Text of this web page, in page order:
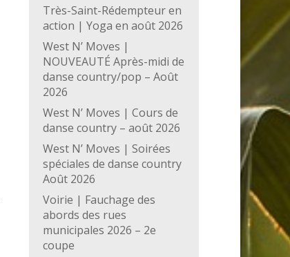
Très-Saint-Rédempteur en
action | Yoga en août 2026
West N’ Moves |
NOUVEAUTÉ Après-midi de
danse country/pop – Août
2026
West N’ Moves | Cours de
danse country – août 2026
West N’ Moves | Soirées
spéciales de danse country
Août 2026
Voirie | Fauchage des
abords des rues
municipales 2026 – 2e
coupe